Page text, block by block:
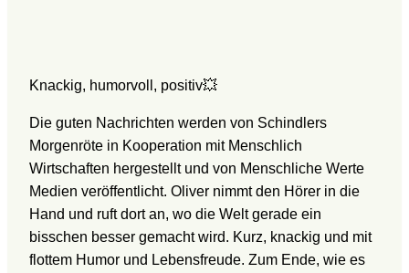
Knackig, humorvoll, positiv💥
Die guten Nachrichten werden von Schindlers
Morgenröte in Kooperation mit Menschlich
Wirtschaften hergestellt und von Menschliche Werte
Medien veröffentlicht. Oliver nimmt den Hörer in die
Hand und ruft dort an, wo die Welt gerade ein
bisschen besser gemacht wird. Kurz, knackig und mit
flottem Humor und Lebensfreude. Zum Ende, wie es